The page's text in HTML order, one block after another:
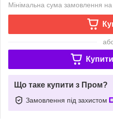
Мінімальна сума замовлення
Що таке купити з Пром?
Замовлення під захистом